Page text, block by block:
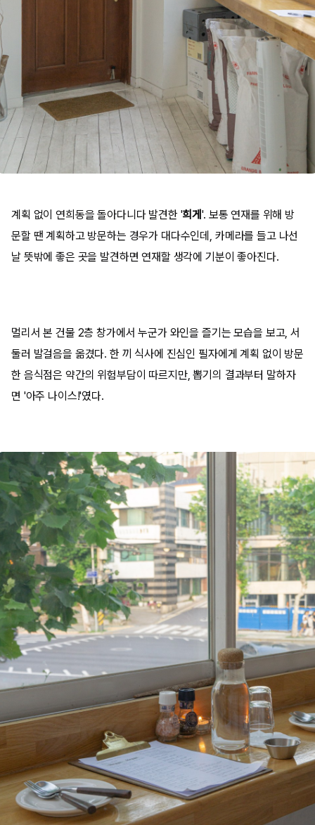
계획 없이 연희동을 돌아다니다 발견한 '희게'. 보통 연재를 위해 방
문할 땐 계획하고 방문하는 경우가 대다수인데, 카메라를 들고 나선
날 뜻밖에 좋은 곳을 발견하면 연재할 생각에 기분이 좋아진다.
멀리서 본 건물 2층 창가에서 누군가 와인을 즐기는 모습을 보고, 서
둘러 발걸음을 옮겼다. 한 끼 식사에 진심인 필자에게 계획 없이 방문
한 음식점은 약간의 위험부담이 따르지만, 뽑기의 결과부터 말하자
면 '아주 나이스!'였다.